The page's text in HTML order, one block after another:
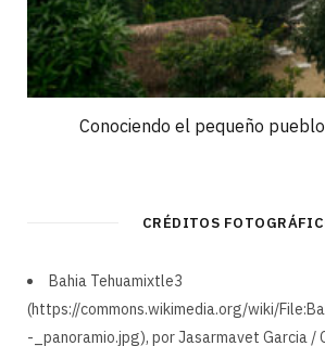
Conociendo el pequeño
CRÉDITOS
Bahia Tehuamixtle3
(https://commons.wikimedia.org/wiki/
-_panoramio.jpg), por Jasarmavet Garcia /